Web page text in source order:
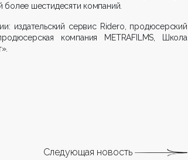
шестидесяти компаний.
издательский сервис Ridero, продюсерский
компания METRAFILMS, Школа
Следующая новость